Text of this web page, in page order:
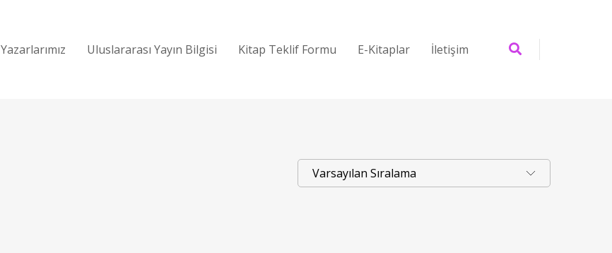
Yazarlarımız Uluslararası Yayın Bilgisi Kitap Teklif Formu E-Kitaplar İletişim